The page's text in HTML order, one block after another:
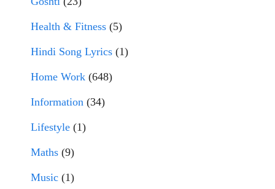
Health & Fitness (5)
Hindi Song Lyrics (1)
Home Work (648)
Information (34)
Lifestyle (1)
Maths (9)
Music (1)